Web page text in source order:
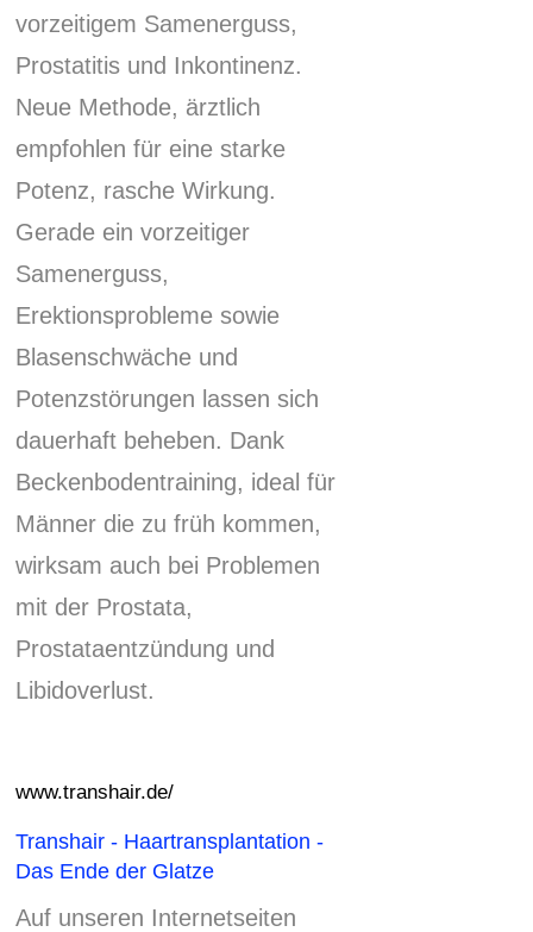
vorzeitigem Samenerguss,
Prostatitis und Inkontinenz.
Neue Methode, ärztlich
empfohlen für eine starke
Potenz, rasche Wirkung.
Gerade ein vorzeitiger
Samenerguss,
Erektionsprobleme sowie
Blasenschwäche und
Potenzstörungen lassen sich
dauerhaft beheben. Dank
Beckenbodentraining, ideal für
Männer die zu früh kommen,
wirksam auch bei Problemen
mit der Prostata,
Prostataentzündung und
Libidoverlust.
www.transhair.de/
Transhair - Haartransplantation -
Das Ende der Glatze
Auf unseren Internetseiten